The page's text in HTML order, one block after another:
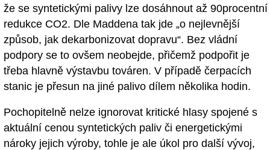
že se syntetickými palivy lze dosáhnout až 90procentní
redukce CO2. Dle Maddena tak jde „o nejlevnější
způsob, jak dekarbonizovat dopravu“. Bez vládní
podpory se to ovšem neobejde, přičemž podpořit je
třeba hlavně výstavbu továren. V případě čerpacích
stanic je přesun na jiné palivo dílem několika hodin.
Pochopitelně nelze ignorovat kritické hlasy spojené s
aktuální cenou syntetických paliv či energetickými
nároky jejich výroby, tohle je ale úkol pro další vývoj,